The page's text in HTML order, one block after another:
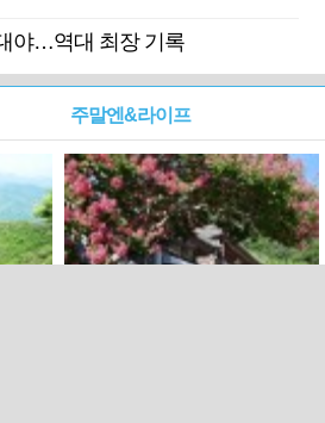
야…역대 최장 기록
주말엔&라이프